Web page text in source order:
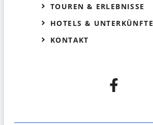
TOUREN & ERLEBNISSE
HOTELS & UNTERKÜNFTE
KONTAKT